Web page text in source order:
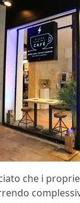
che i